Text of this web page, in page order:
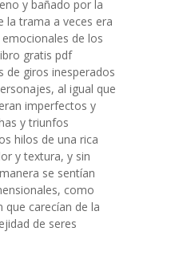
y bañado por la
la trama a veces era
de los
gratis pdf
de giros inesperados
al igual que
imperfectos y
y triunfos
hilos de una rica
y textura, y sin
se sentían
como
carecían de la
de seres